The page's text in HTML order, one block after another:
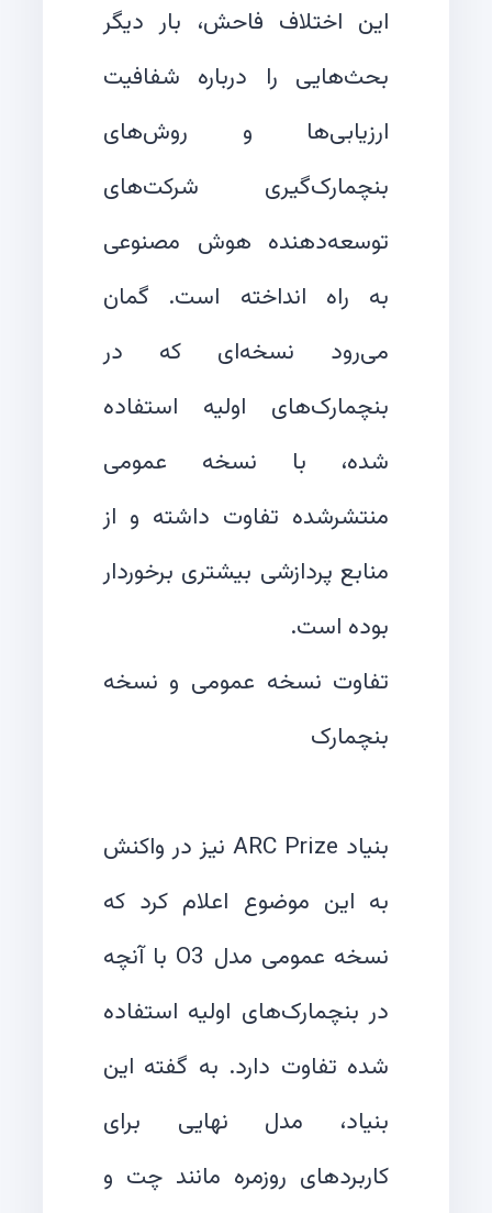
این اختلاف فاحش، بار دیگر
بحث‌هایی را درباره شفافیت
ارزیابی‌ها و روش‌های
بنچمارک‌گیری شرکت‌های
توسعه‌دهنده هوش مصنوعی
به راه انداخته است. گمان
می‌رود نسخه‌ای که در
بنچمارک‌های اولیه استفاده
شده، با نسخه عمومی
منتشرشده تفاوت داشته و از
منابع پردازشی بیشتری برخوردار
تفاوت نسخه عمومی و نسخه
بنیاد ARC Prize نیز در واکنش
به این موضوع اعلام کرد که
نسخه عمومی مدل O3 با آنچه
در بنچمارک‌های اولیه استفاده
شده تفاوت دارد. به گفته این
بنیاد، مدل نهایی برای
کاربردهای روزمره مانند چت و